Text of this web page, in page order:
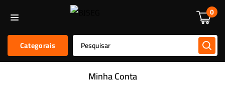
0
Categorais
Alarmes E Sensores
Minha Conta